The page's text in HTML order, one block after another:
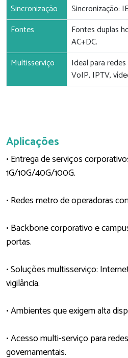
Sincronização
Sincronização:
Fontes
Fontes duplas
AC+DC.
Multisserviço
Ideal para
VoIP, IPTV,
Aplicações
• Entrega de serviços
1G/10G/40G/100G.
• Redes metro de operadoras
• Backbone corporativo e
portas.
• Soluções multisserviço:
vigilância.
• Ambientes que exigem alta
• Acesso multi-serviço para
governamentais.